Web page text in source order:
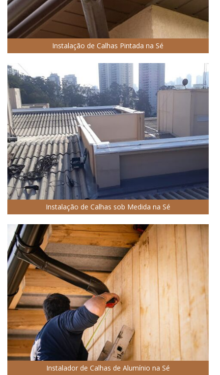
Instalação de Calhas Pintada na Sé
Instalação de Calhas sob Medida na Sé
Instalador de Calhas de Alumínio na Sé